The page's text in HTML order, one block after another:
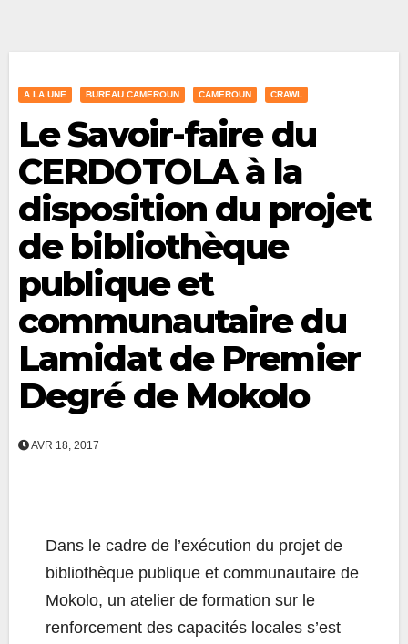
A LA UNE BUREAU CAMEROUN CAMEROUN CRAWL
Le Savoir-faire du
CERDOTOLA à la
disposition du projet
de bibliothèque
publique et
communautaire du
Lamidat de Premier
Degré de Mokolo
AVR 18, 2017
Dans le cadre de l’exécution du projet de
bibliothèque publique et communautaire de
Mokolo, un atelier de formation sur le
renforcement des capacités locales s’est